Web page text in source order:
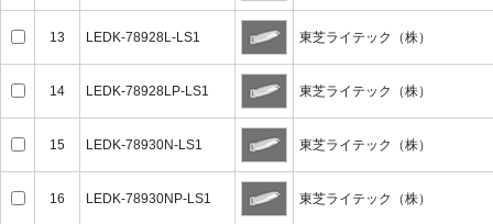
13 LEDK-78928L-LS1 東芝ライテック（株）
14 LEDK-78928LP-LS1 東芝ライテック（株）
15 LEDK-78930N-LS1 東芝ライテック（株）
16 LEDK-78930NP-LS1 東芝ライテック（株）